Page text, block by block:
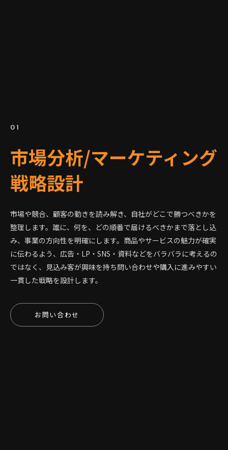
01
市場分析/マーケティング
戦略設計
市場や競合、顧客の動きを読み解き、自社がどこで勝つべきかを
整理します。誰に、何を、どの順番で届けるべきかまで落とし込
み、事業の方向性を明確にします。商品やサービスの魅力が確実
に伝わるよう、広告・LP・SNS・資料などをバラバラに考えるの
ではなく、見込み客が興味を持ち問い合わせや購入に進みやすい
一貫した戦略を設計します。
お問い合わせ